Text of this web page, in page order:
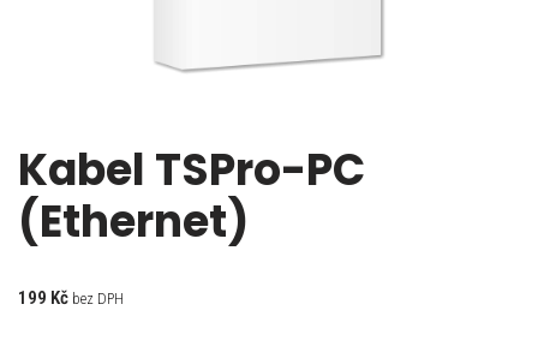
Kabel TSPro-PC
(Ethernet)
199 Kč bez DPH